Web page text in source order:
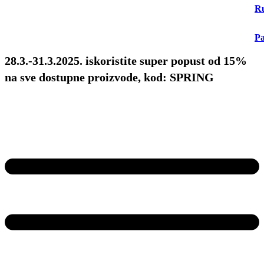
28.3.-31.3.2025. iskoristite super popust od 15%
na sve dostupne proizvode, kod: SPRING